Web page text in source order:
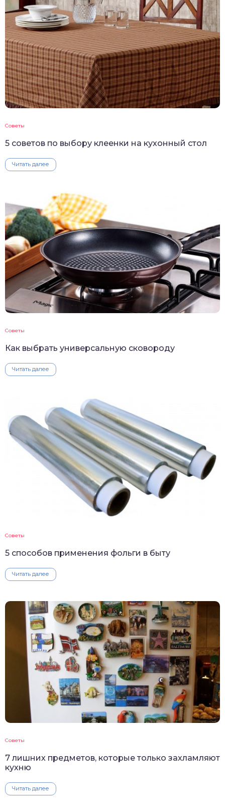
Советы
5 советов по выбору клеенки на кухонный стол
Читать далее
Советы
Как выбрать универсальную сковороду
Читать далее
Советы
5 способов применения фольги в быту
Читать далее
Советы
7 лишних предметов, которые только захламляют
кухню
Читать далее